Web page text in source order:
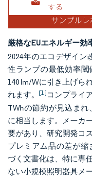
厳格なEUエネルギー効
2024年のエコデザイン
性ランプの最低効率閾
140 lm/Wに引き上げら
れます。 [1]コンプライ
TWhの節約が見込ま
に相当します。メーカ
要があり、研究開発コ
プレミアム品の差が縮
づく文書化は、特に専
ない小規模照明器具メ